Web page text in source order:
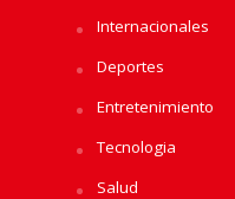
Internacionales
Deportes
Entretenimiento
Tecnologia
Salud